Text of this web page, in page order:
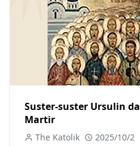
Suster-suster Ursulin
Martir
The Katolik 2025/10/2